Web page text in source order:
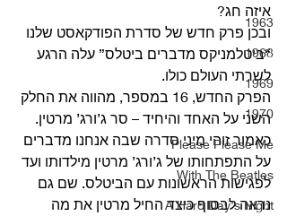
1963
1968
1969
1970
Please Please Me
With The Beatles
A Hard Day's Night
איזה חג?
ובכן פרק חדש של סדרת הפודקאסט שלנו
“ביטלמניקס מדברים ביטלס” עלה הרגע
לשרתי העולם כולו.
הפרק החדש, 16 במספר, מהווה את החלק
השני על האחד והיחיד – סר ג’ורג’ מרטין.
כאמור זוהי מיני סדרה שבה אנחנו מדברים
על התפתחותו של ג’ורג’ מרטין מילדותו ועד
לפגישות הראשונות עם הביטלס. שם גם
נראה לבסוף כיצד החיל מרטין את מה